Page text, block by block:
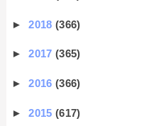
►2018(366)
►2017(365)
►2016(366)
►2015(617)